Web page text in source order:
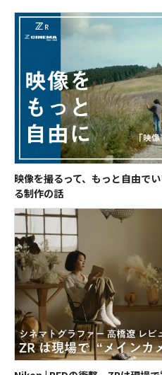
暴力団、暴力団関係企業・団体そ
力」といいます）に属していない
響を受けていないことをVookな
なお、応募者またはその家族が本プ
求（法的請求を含む）を行わず、か
よって生じた一切の損失と責任につ
社に対し損害を与えないことに同意
【応募に関する重要な情報】
応募情報の送信をもって、Vookのプ
レンタル利用規約にご同意いただい
応募情報としてご提供いただいた氏
レス、本人確認書類記載情報その他
等（以下「個人情報」といいます。
の実施・運営、各種イベントや各種
マーケティング活動の目的で利用さ
※アンケートフォームでは、ログイ
います。
【個人情報の共同利用について】
Vookが取得した個人情報は、本プロ
Vookの責任のもとでNikonと共同利
ログラムに関連してNikonが提供する
サービスに定める規約および個人情
映像を撮るって、もっと自由
る制作の話